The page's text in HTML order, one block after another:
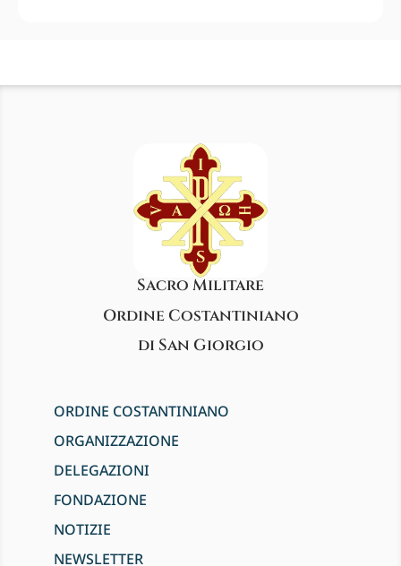
Sacro Militare
Ordine Costantiniano
di San Giorgio
ORDINE COSTANTINIANO
ORGANIZZAZIONE
DELEGAZIONI
FONDAZIONE
NOTIZIE
NEWSLETTER